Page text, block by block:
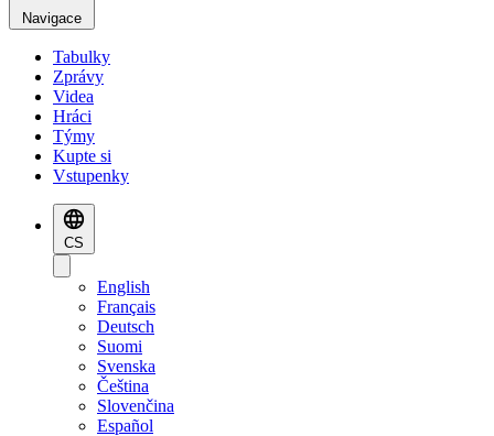
Navigace
Tabulky
Zprávy
Videa
Hráci
Týmy
Kupte si
Vstupenky
CS
English
Français
Deutsch
Suomi
Svenska
Čeština
Slovenčina
Español